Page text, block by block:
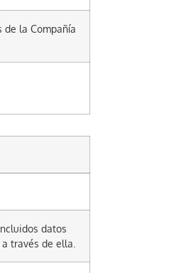
la Compañía
datos
través de ella.